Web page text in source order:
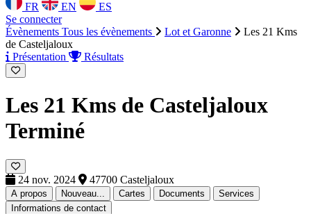
FR EN
ES
Se connecter
Évènements Tous les évènements Lot et Garonne
Les 21 Kms
de Casteljaloux
Présentation
Résultats
Les 21 Kms de Casteljaloux
Terminé
24 nov. 2024 47700 Casteljaloux
A propos Nouveau... Cartes Documents
Services
Informations de contact